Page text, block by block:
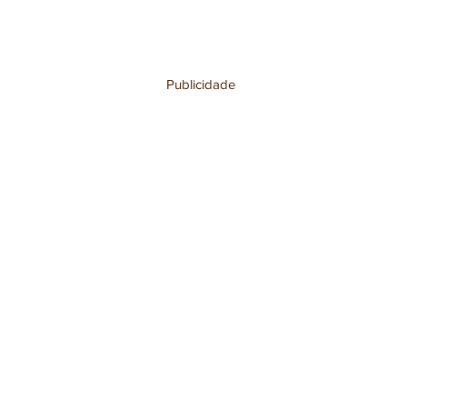
Publicidade